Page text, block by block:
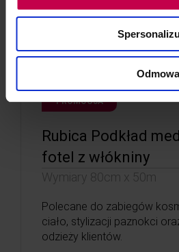
Odmowa
PROMOCJA
Rubica Podkład
fotel z włókniny
Wymiary 80cm x 50m
Polecane do zabiegów
ciało, stylizacji paznokci
odzieży klientów.